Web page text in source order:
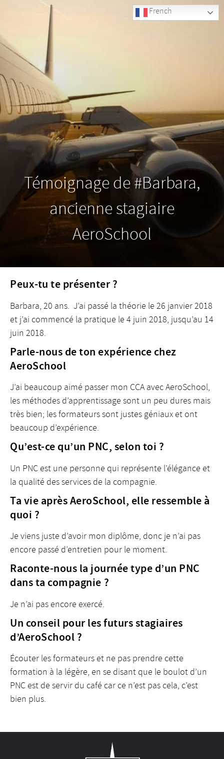
Témoignage de #Barbara,
ancienne stagiaire
AeroSchool
Peux-tu te présenter ?
Barbara, 20 ans. J’ai passé la théorie le 26 janvier 2018
et j’ai commencé la pratique le 4 juin 2018, jusqu’au 14
juin 2018.
Parle-nous de ton expérience chez
AeroSchool
J’ai beaucoup aimé passer mon CCA avec AeroSchool,
les méthodes d’apprentissage sont un peu dures mais
très bien; les formateurs sont justes géniaux et ont
beaucoup d’expérience.
Qu’est-ce qu’un PNC, selon toi ?
Un PNC est une personne qui représente l’élégance et
la qualité des services de la compagnie.
Ta vie après AeroSchool, elle ressemble à
quoi ?
Je viens juste d’avoir mon diplôme, donc je n’ai pas
encore passé d’entretien pour le moment.
Raconte-nous la journée type d’un PNC
dans ta compagnie ?
Je n’ai pas encore exercé.
Un conseil pour les futurs stagiaires
d’AeroSchool ?
Écouter les formateurs et ne pas prendre cette
formation à la légère, en se disant que le boulot d’un
PNC est de servir du café car ce n’est pas cela, c’est
bien plus.
French